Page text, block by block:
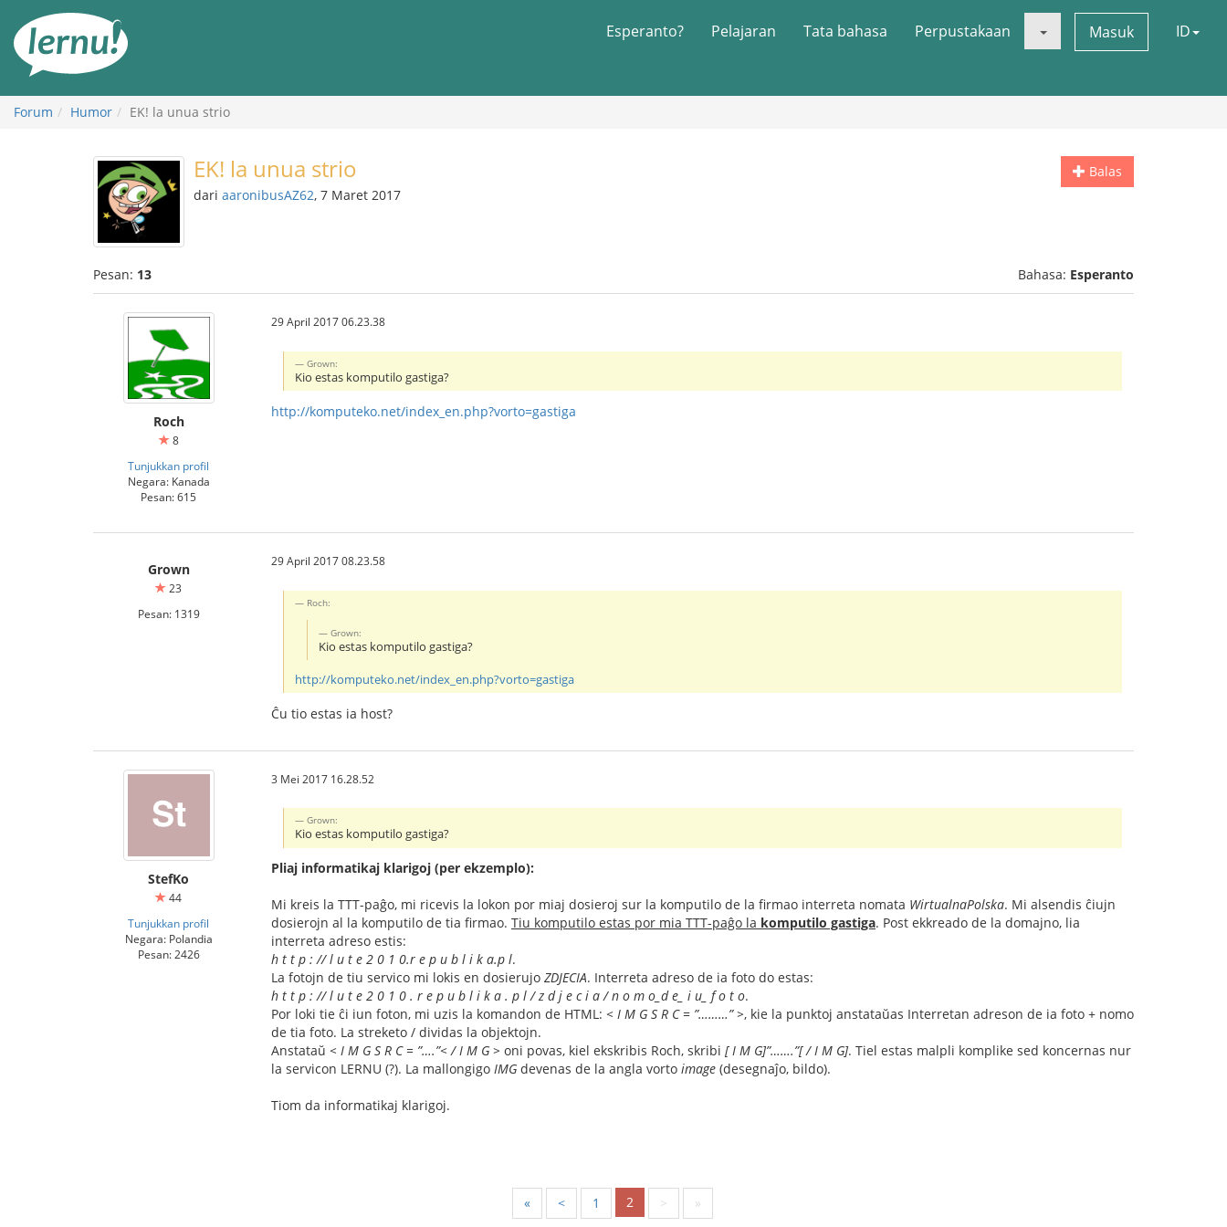
daftar
Esperanto? Pelajaran Tata bahasa Perpustakaan Masuk ID
Forum Humor EK! la unua strio
Balas
EK! la unua strio
dari aaronibusAZ62, 7 Maret 2017
Pesan: 13 Bahasa: Esperanto
Roch
8
Tunjukkan profil
Negara: Kanada
Pesan: 615
29 April 2017 06.23.38
Grown:
Kio estas komputilo gastiga?
http://komputeko.net/index_en.php?vorto=gastiga
Grown
23
Pesan: 1319
29 April 2017 08.23.58
Roch:
Grown:
Kio estas komputilo gastiga?
http://komputeko.net/index_en.php?vorto=gastiga
Ĉu tio estas ia host?
StefKo
44
Tunjukkan profil
Negara: Polandia
Pesan: 2426
3 Mei 2017 16.28.52
Grown:
Kio estas komputilo gastiga?
Pliaj informatikaj klarigoj (per ekzemplo):
Mi kreis la TTT-paĝo, mi ricevis la lokon por miaj dosieroj sur la komputilo de la firmao interreta nomata WirtualnaPolska. Mi alsendis ĉiujn
dosierojn al la komputilo de tia firmao. Tiu komputilo estas por mia TTT-paĝo la komputilo gastiga. Post ekkreado de la domajno, lia
interreta adreso estis:
h t t p : // l u t e 2 0 1 0.r e p u b l i k a.p l.
La fotojn de tiu servico mi lokis en dosierujo ZDJECIA. Interreta adreso de ia foto do estas:
h t t p : // l u t e 2 0 1 0 . r e p u b l i k a . p l / z d j e c i a / n o m o_d e_ i u_ f o t o.
Por loki tie ĉi iun foton, mi uzis la komandon de HTML: < I M G S R C = ”………” >, kie la punktoj anstataŭas Interretan adreson de ia foto + nomo
de tia foto. La streketo / dividas la objektojn.
Anstataŭ < I M G S R C = ”….”< / I M G > oni povas, kiel ekskribis Roch, skribi [ I M G]”…….”[ / I M G]. Tiel estas malpli komplike sed koncernas nur
la servicon LERNU (?). La mallongigo IMG devenas de la angla vorto image (desegnaĵo, bildo).
Tiom da informatikaj klarigoj.
« < 1 2 > »